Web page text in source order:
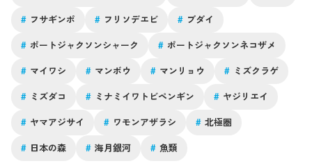
# フサギンポ # フリソデエビ # ブダイ
# ポートジャクソンシャーク # ポートジャクソンネコザメ
# マイワシ # マンボウ # マンリョウ # ミズクラゲ
# ミズダコ # ミナミイワトビペンギン # ヤジリエイ
# ヤマアジサイ # ワモンアザラシ # 北極圏
# 日本の森 # 海月銀河 # 魚類